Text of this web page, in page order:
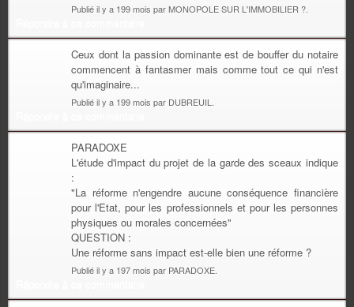
Publié il y a 199 mois par MONOPOLE SUR L'IMMOBILIER ?.
Ceux dont la passion dominante est de bouffer du notaire
commencent à fantasmer mais comme tout ce qui n'est
qu'imaginaire...
Publié il y a 199 mois par DUBREUIL.
PARADOXE
L'étude d'impact du projet de la garde des sceaux indique
:
"La réforme n'engendre aucune conséquence financière
pour l'Etat, pour les professionnels et pour les personnes
physiques ou morales concernées"
QUESTION :
Une réforme sans impact est-elle bien une réforme ?
Publié il y a 197 mois par PARADOXE.